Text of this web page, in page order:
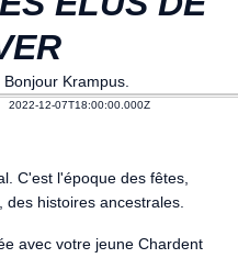
Krampus.
2022-12-07T18:00:00.000Z
C'est l'époque des fêtes,
histoires ancestrales.
avec votre jeune Chardent